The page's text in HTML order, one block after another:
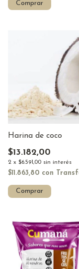
Comprar
Harina de coco
$13.182,00
2 x $6.591,00 sin interés
$11.863,80 con
Comprar